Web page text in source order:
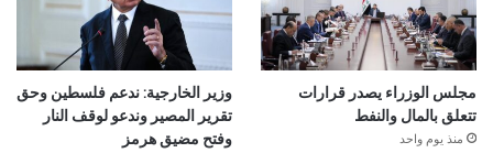
مجلس الوزراء يصدر قرارات
تتعلق بالمال والنفط
منذ يوم واحد
وزير الخارجية: ندعم فلسطين وحق
تقرير المصير وندعو لوقف النار
وفتح مضيق هرمز